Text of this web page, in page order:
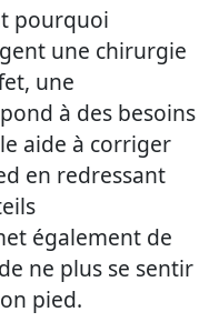
pourquoi
une chirurgie
une
à des besoins
aide à corriger
en redressant
également de
ne plus se sentir
pied.